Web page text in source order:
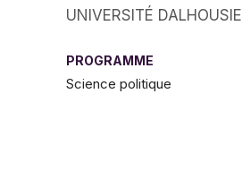
UNIVERSITÉ DALHOUSIE
PROGRAMME
Science politique